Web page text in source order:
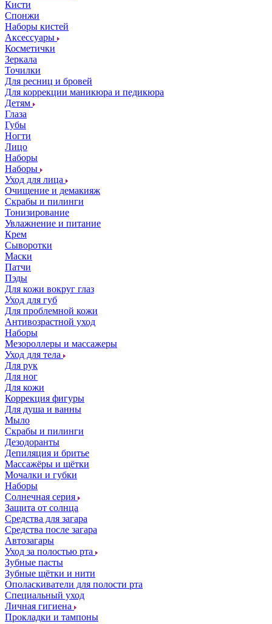
Кисти
Спонжи
Наборы кистей
Аксессуары
Косметички
Зеркала
Точилки
Для ресниц и бровей
Для коррекции маникюра и педикюра
Детям
Глаза
Губы
Ногти
Лицо
Наборы
Наборы
Уход для лица
Очищение и демакияж
Скрабы и пилинги
Тонизирование
Увлажнение и питание
Крем
Сыворотки
Маски
Патчи
Пэды
Для кожи вокруг глаз
Уход для губ
Для проблемной кожи
Антивозрастной уход
Наборы
Мезороллеры и массажеры
Уход для тела
Для рук
Для ног
Для кожи
Коррекция фигуры
Для душа и ванны
Мыло
Скрабы и пилинги
Дезодоранты
Депиляция и бритье
Массажёры и щётки
Мочалки и губки
Наборы
Солнечная серия
Защита от солнца
Средства для загара
Средства после загара
Автозагары
Уход за полостью рта
Зубные пасты
Зубные щётки и нити
Ополаскиватели для полости рта
Специальный уход
Личная гигиена
Прокладки и тампоны